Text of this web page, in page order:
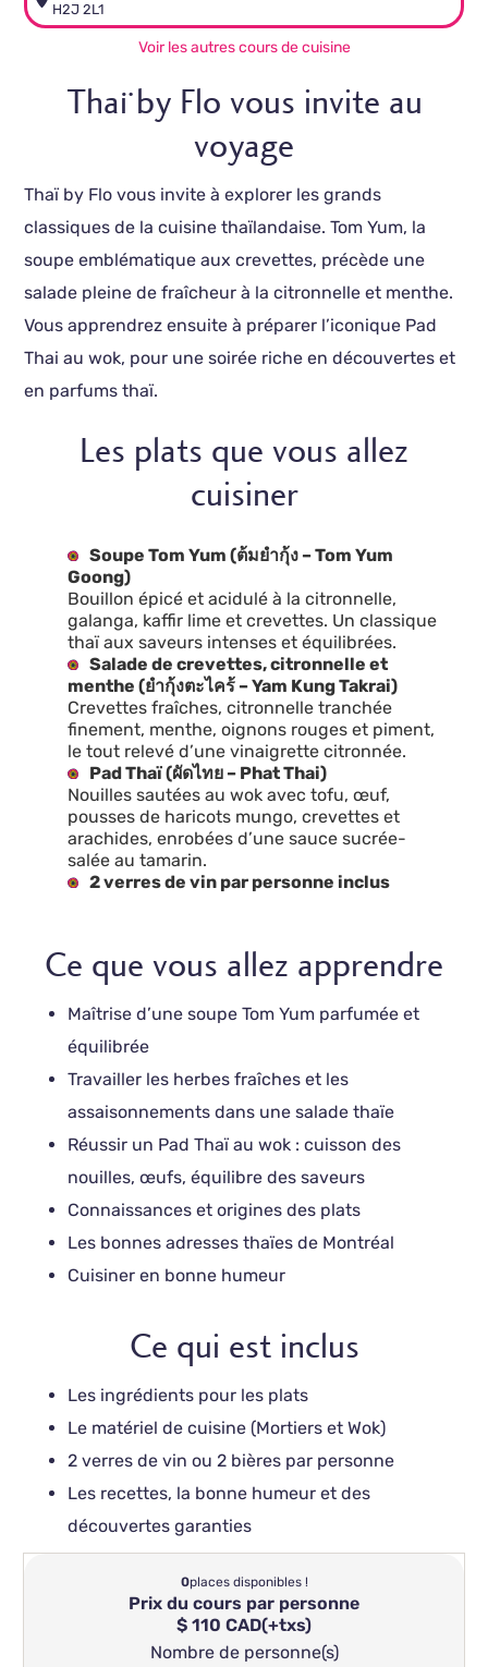
H2J 2L1
Voir les autres cours de cuisine
Thaï by Flo vous invite au
voyage
Thaï by Flo vous invite à explorer les grands
classiques de la cuisine thaïlandaise. Tom Yum, la
soupe emblématique aux crevettes, précède une
salade pleine de fraîcheur à la citronnelle et menthe.
Vous apprendrez ensuite à préparer l’iconique Pad
Thai au wok, pour une soirée riche en découvertes et
en parfums thaï.
Les plats que vous allez
cuisiner
Soupe Tom Yum (ต้มยำกุ้ง – Tom Yum
Goong)
Bouillon épicé et acidulé à la citronnelle,
galanga, kaffir lime et crevettes. Un classique
thaï aux saveurs intenses et équilibrées.
Salade de crevettes, citronnelle et
menthe (ยำกุ้งตะไคร้ – Yam Kung Takrai)
Crevettes fraîches, citronnelle tranchée
finement, menthe, oignons rouges et piment,
le tout relevé d’une vinaigrette citronnée.
Pad Thaï (ผัดไทย – Phat Thai)
Nouilles sautées au wok avec tofu, œuf,
pousses de haricots mungo, crevettes et
arachides, enrobées d’une sauce sucrée-
salée au tamarin.
2 verres de vin par personne inclus
Ce que vous allez apprendre
Maîtrise d’une soupe Tom Yum parfumée et
équilibrée
Travailler les herbes fraîches et les
assaisonnements dans une salade thaïe
Réussir un Pad Thaï au wok : cuisson des
nouilles, œufs, équilibre des saveurs
Connaissances et origines des plats
Les bonnes adresses thaïes de Montréal
Cuisiner en bonne humeur
Ce qui est inclus
Les ingrédients pour les plats
Le matériel de cuisine (Mortiers et Wok)
2 verres de vin ou 2 bières par personne
Les recettes, la bonne humeur et des
découvertes garanties
0places disponibles !
Prix du cours par personne
$ 110 CAD(+txs)
Nombre de personne(s)